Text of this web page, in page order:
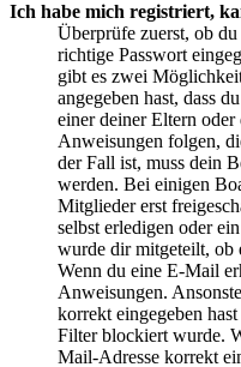
Ich habe mich registriert,
Überprüfe zuerst, ob
richtige Passwort
gibt es zwei
angegeben hast, dass
einer deiner Eltern
Anweisungen folgen,
der Fall ist, muss dein
werden. Bei einigen
Mitglieder erst
selbst erledigen oder
wurde dir mitgeteilt, ob
Wenn du eine E-Mail
Anweisungen.
korrekt eingegeben
Filter blockiert wurde.
Mail-Adresse korrekt